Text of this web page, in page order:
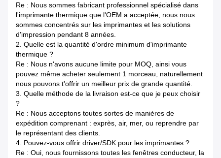
Re : Nous sommes fabricant professionnel spécialisé dans
l'imprimante thermique que l'OEM a acceptée, nous nous
sommes concentrés sur les imprimantes et les solutions
d'impression pendant 8 années.
2. Quelle est la quantité d'ordre minimum d'imprimante
thermique ?
Re : Nous n'avons aucune limite pour MOQ, ainsi vous
pouvez même acheter seulement 1 morceau, naturellement
nous pouvons t'offrir un meilleur prix de grande quantité.
3. Quelle méthode de la livraison est-ce que je peux choisir
?
Re : Nous acceptons toutes sortes de manières de
expédition comprenant : exprès, air, mer, ou reprendre par
le représentant des clients.
4. Pouvez-vous offrir driver/SDK pour les imprimantes ?
Re : Oui, nous fournissons toutes les fenêtres conducteur, la